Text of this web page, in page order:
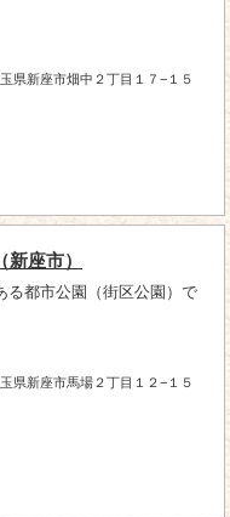
県新座市畑中２丁目１７−１５
座市）
る都市公園（街区公園）で
県新座市馬場２丁目１２−１５